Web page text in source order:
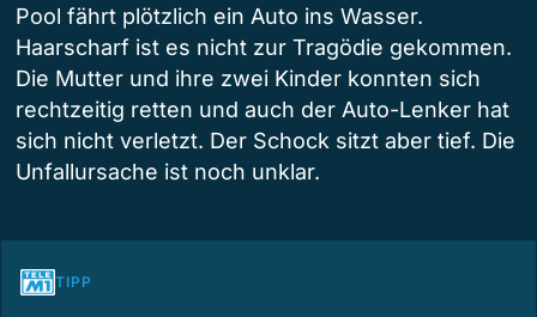
Pool fährt plötzlich ein Auto ins Wasser.
Haarscharf ist es nicht zur Tragödie gekommen.
Die Mutter und ihre zwei Kinder konnten sich
rechtzeitig retten und auch der Auto-Lenker hat
sich nicht verletzt. Der Schock sitzt aber tief. Die
Unfallursache ist noch unklar.
TIPP